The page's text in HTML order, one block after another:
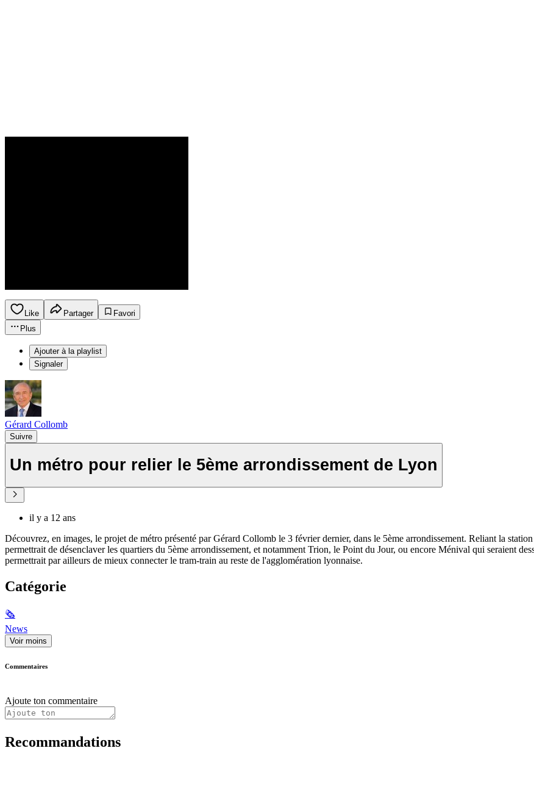
Like Partager
Favori
Plus
Ajouter à la playlist
Signaler
Gérard Collomb
Suivre
Un métro pour relier le 5ème arrondissement de Lyon
il y a 12 ans
Découvrez, en images, le projet de métro présenté par Gérard Collomb le 3 février dernier, dans le 5ème arrondissement. Reliant la
permettrait de désenclaver les quartiers du 5ème arrondissement, et notamment Trion, le Point du Jour, ou encore Ménival qui seraient
permettrait par ailleurs de mieux connecter le tram-train au reste de l'agglomération lyonnaise.
Catégorie
🗞
News
Voir moins
Commentaires
Ajoute ton commentaire
Recommandations